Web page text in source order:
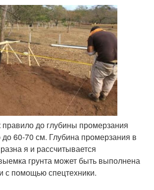
до глубины промерзания
до 60-70 см. Глубина промерзания в
я и рассчитывается
грунта может быть выполнена
с помощью спецтехники.